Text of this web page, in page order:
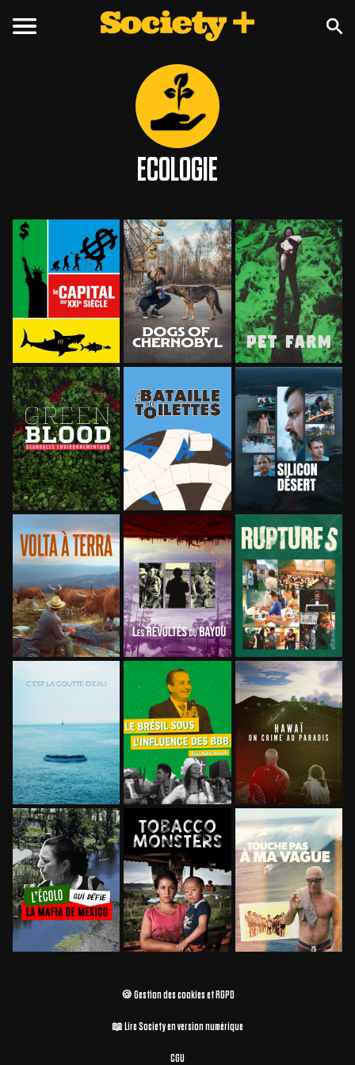
ECOLOGIE
🍪 Gestion des cookies et RGPD
📖 Lire Society en version numérique
CGU